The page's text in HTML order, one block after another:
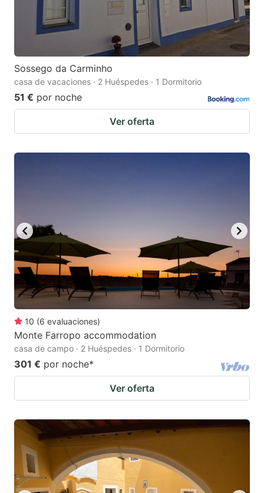
shortcuts
for
dates.
shortcuts
for
changing
dates.
Sossego da Carminho
casa de vacaciones · 2 Huéspedes · 1 Dormitorio
51 € por noche
Ver oferta
10 (6 evaluaciones)
Monte Farropo accommodation
casa de campo · 2 Huéspedes · 1 Dormitorio
301 € por noche*
Ver oferta